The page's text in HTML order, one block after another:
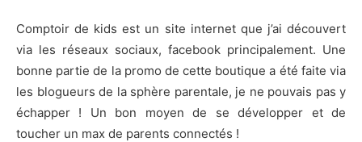
Comptoir de kids est un site internet que j’ai découvert
via les réseaux sociaux, facebook principalement. Une
bonne partie de la promo de cette boutique a été faite via
les blogueurs de la sphère parentale, je ne pouvais pas y
échapper ! Un bon moyen de se développer et de
toucher un max de parents connectés !